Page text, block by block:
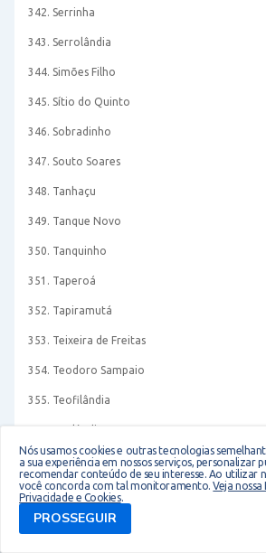
342. Serrinha
343. Serrolândia
344. Simões Filho
345. Sítio do Quinto
346. Sobradinho
347. Souto Soares
348. Tanhaçu
349. Tanque Novo
350. Tanquinho
351. Taperoá
352. Tapiramutá
353. Teixeira de Freitas
354. Teodoro Sampaio
355. Teofilândia
356. Teolândia
357. Terra Nova
358. Tremedal
359. Tucano
Nós usamos cookies e outras tecnologias
a sua experiência em nossos serviços, personalizar
recomendar conteúdo de seu interesse. Ao utilizar
você concorda com tal monitoramento.Veja nossa
Privacidade e Cookies.
PROSSEGUIR